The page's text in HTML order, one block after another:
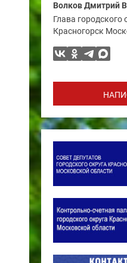
Волков Дмитрий
Глава городского
Красногорск